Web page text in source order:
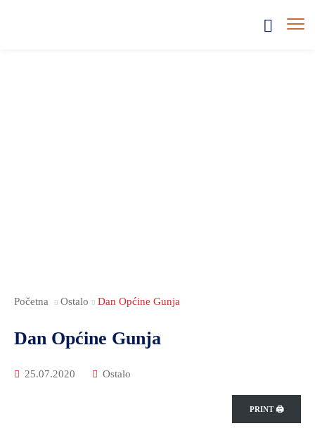
Početna Ostalo Dan Općine Gunja
Dan Općine Gunja
25.07.2020 Ostalo
PRINT 🖨